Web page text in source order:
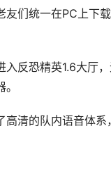
们统一在PC上下
反恐精英1.6大厅
高清的队内语音体